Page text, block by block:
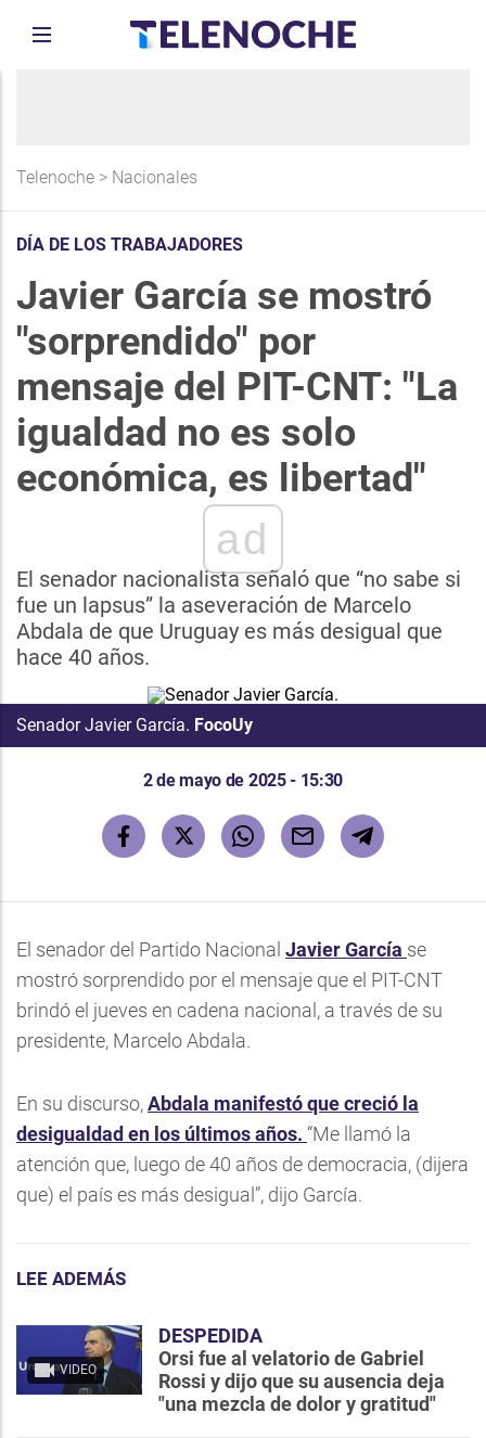
Telenoche > Nacionales
DÍA DE LOS TRABAJADORES
Javier García se mostró
"sorprendido" por
mensaje del PIT-CNT: "La
igualdad no es solo
económica, es libertad"
ad
El senador nacionalista señaló que “no sabe si
fue un lapsus” la aseveración de Marcelo
Abdala de que Uruguay es más desigual que
hace 40 años.
Senador Javier García. FocoUy
2 de mayo de 2025 - 15:30
El senador del Partido Nacional Javier García se
mostró sorprendido por el mensaje que el PIT-CNT
brindó el jueves en cadena nacional, a través de su
presidente, Marcelo Abdala.
En su discurso,Abdala manifestó que creció la
desigualdad en los últimos años. “Me llamó la
atención que, luego de 40 años de democracia, (dijera
que) el país es más desigual”, dijo García.
LEE ADEMÁS
VIDEO
DESPEDIDA
Orsi fue al velatorio de Gabriel
Rossi y dijo que su ausencia deja
"una mezcla de dolor y gratitud"